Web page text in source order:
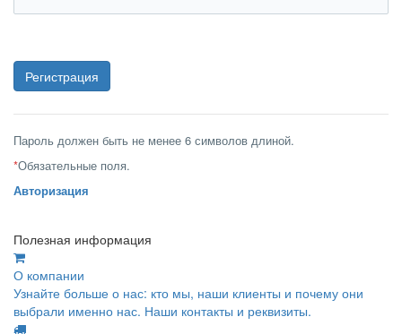
Пароль должен быть не менее 6 символов длиной.
*Обязательные поля.
Авторизация
Полезная информация
О компании
Узнайте больше о нас: кто мы, наши клиенты и почему они
выбрали именно нас. Наши контакты и реквизиты.